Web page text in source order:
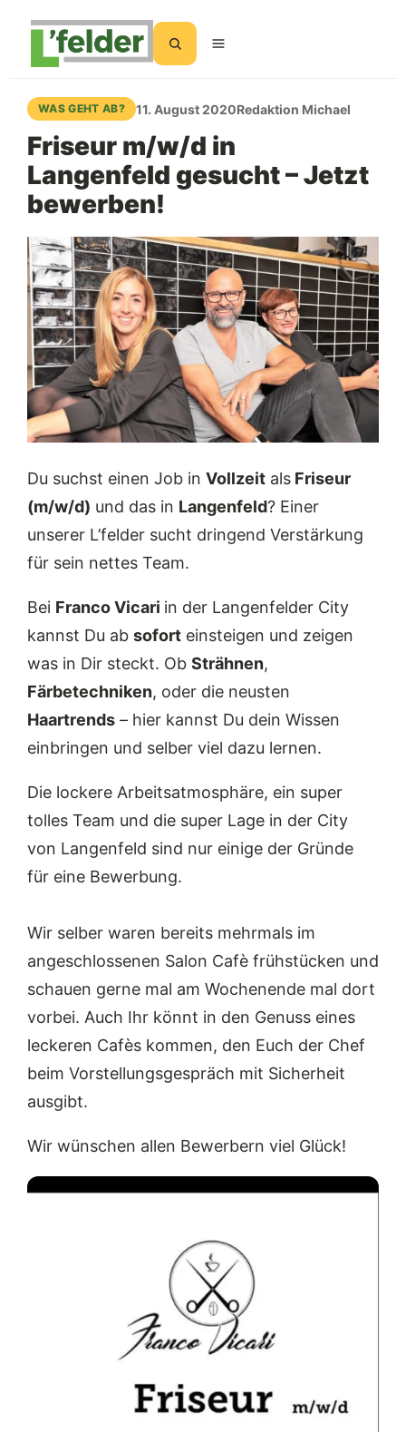
Suchen
WAS GEHT AB? 11. August 2020Redaktion Michael
Friseur m/w/d in
Langenfeld gesucht – Jetzt
bewerben!
Du suchst einen Job in Vollzeit als Friseur
(m/w/d) und das in Langenfeld? Einer
unserer L’felder sucht dringend Verstärkung
für sein nettes Team.
Bei Franco Vicari in der Langenfelder City
kannst Du ab sofort einsteigen und zeigen
was in Dir steckt. Ob Strähnen,
Färbetechniken, oder die neusten
Haartrends – hier kannst Du dein Wissen
einbringen und selber viel dazu lernen.
Die lockere Arbeitsatmosphäre, ein super
tolles Team und die super Lage in der City
von Langenfeld sind nur einige der Gründe
für eine Bewerbung.
Wir selber waren bereits mehrmals im
angeschlossenen Salon Cafè frühstücken und
schauen gerne mal am Wochenende mal dort
vorbei. Auch Ihr könnt in den Genuss eines
leckeren Cafès kommen, den Euch der Chef
beim Vorstellungsgespräch mit Sicherheit
ausgibt.
Wir wünschen allen Bewerbern viel Glück!